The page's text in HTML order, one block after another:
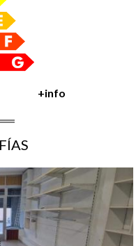
+info